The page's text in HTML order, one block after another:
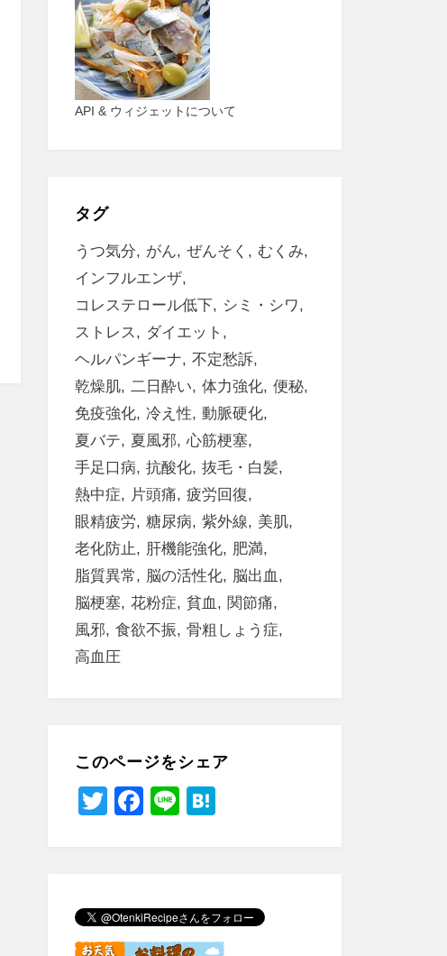
API & ウィジェットについて
タグ
うつ気分 がん ぜんそく
むくみ
インフルエンザ
コレステロール低下
シミ・シワ
ストレス
ダイエット
ヘルパンギーナ
不定愁訴
乾燥肌 二日酔い 体力強化 便秘
免疫強化 冷え性
動脈硬化
夏バテ
夏風邪
心筋梗塞
手足口病
抗酸化 抜毛・白髪
熱中症
片頭痛
疲労回復
眼精疲労
糖尿病 紫外線
美肌
老化防止
肝機能強化
肥満
脂質異常
脳の活性化
脳出血
脳梗塞
花粉症 貧血
関節痛
風邪
食欲不振
骨粗しょう症
高血圧
このページをシェア
T
F
b
o
Li
a